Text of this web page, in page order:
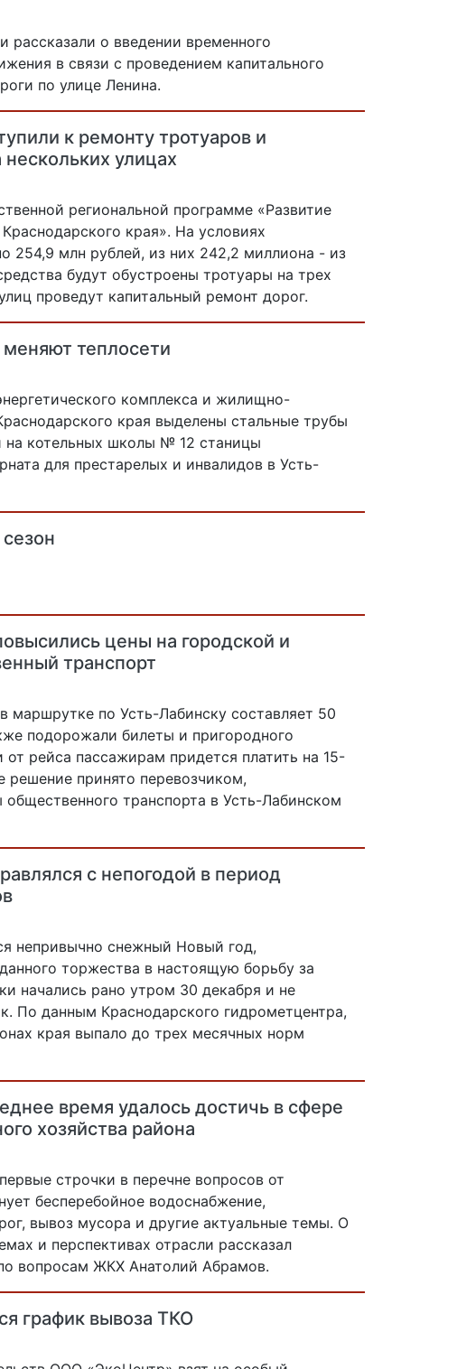
рассказали о введении временного
в связи с проведением капитального
по улице Ленина.
к ремонту тротуаров и
улицах
региональной программе «Развитие
края». На условиях
254,9 млн рублей, из них 242,2 миллиона - из
будут обустроены тротуары на трех
проведут капитальный ремонт дорог.
теплосети
комплекса и жилищно-
края выделены стальные трубы
на котельных школы № 12 станицы
для престарелых и инвалидов в Усть-
цены на городской и
транспорт
маршрутке по Усть-Лабинску составляет 50
подорожали билеты и пригородного
рейса пассажирам придется платить на 15-
решение принято перевозчиком,
транспорта в Усть-Лабинском
с непогодой в период
непривычно снежный Новый год,
торжества в настоящую борьбу за
начались рано утром 30 декабря и не
По данным Краснодарского гидрометцентра,
края выпало до трех месячных норм
время удалось достичь в сфере
хозяйства района
строчки в перечне вопросов от
бесперебойное водоснабжение,
вывоз мусора и другие актуальные темы. О
и перспективах отрасли рассказал
вопросам ЖКХ Анатолий Абрамов.
график вывоза ТКО